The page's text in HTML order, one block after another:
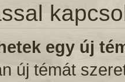
egy új
új témát